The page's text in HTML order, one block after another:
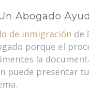
Abogado
de inmigración de
porque el
la
puede presentar